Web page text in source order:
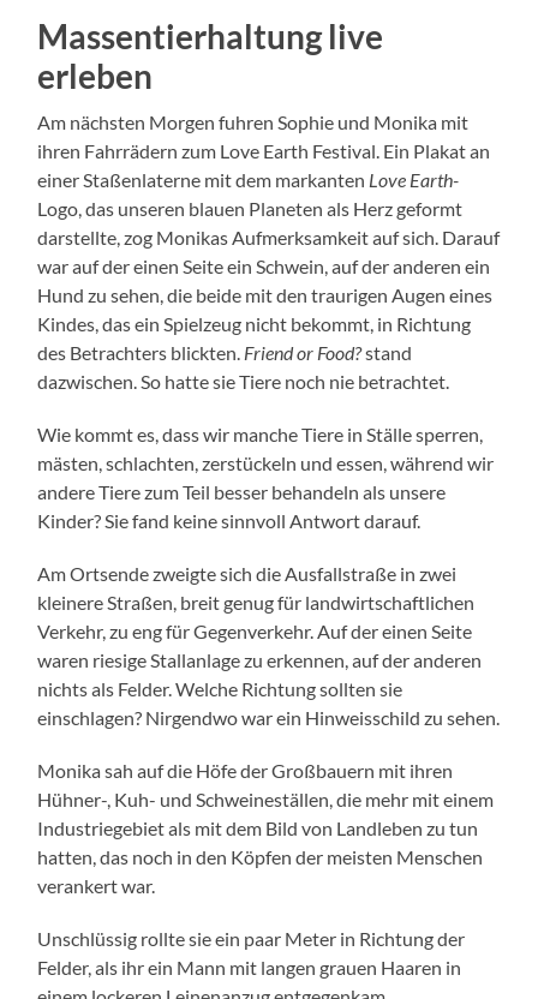
Massentierhaltung live
erleben
Am nächsten Morgen fuhren Sophie und Monika mit
ihren Fahrrädern zum Love Earth Festival. Ein Plakat an
einer Staßenlaterne mit dem markanten Love Earth-
Logo, das unseren blauen Planeten als Herz geformt
darstellte, zog Monikas Aufmerksamkeit auf sich. Darauf
war auf der einen Seite ein Schwein, auf der anderen ein
Hund zu sehen, die beide mit den traurigen Augen eines
Kindes, das ein Spielzeug nicht bekommt, in Richtung
des Betrachters blickten. Friend or Food?stand
dazwischen. So hatte sie Tiere noch nie betrachtet.
Wie kommt es, dass wir manche Tiere in Ställe sperren,
mästen, schlachten, zerstückeln und essen, während wir
andere Tiere zum Teil besser behandeln als unsere
Kinder? Sie fand keine sinnvoll Antwort darauf.
Am Ortsende zweigte sich die Ausfallstraße in zwei
kleinere Straßen, breit genug für landwirtschaftlichen
Verkehr, zu eng für Gegenverkehr. Auf der einen Seite
waren riesige Stallanlage zu erkennen, auf der anderen
nichts als Felder. Welche Richtung sollten sie
einschlagen? Nirgendwo war ein Hinweisschild zu sehen.
Monika sah auf die Höfe der Großbauern mit ihren
Hühner-, Kuh- und Schweineställen, die mehr mit einem
Industriegebiet als mit dem Bild von Landleben zu tun
hatten, das noch in den Köpfen der meisten Menschen
verankert war.
Unschlüssig rollte sie ein paar Meter in Richtung der
Felder, als ihr ein Mann mit langen grauen Haaren in